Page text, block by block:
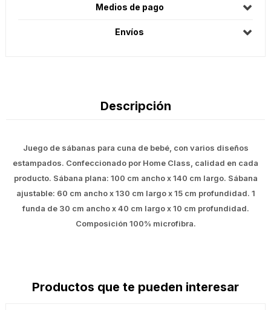
Medios de pago
Envíos
Descripción
Juego de sábanas para cuna de bebé, con varios diseños
estampados. Confeccionado por Home Class, calidad en cada
producto. Sábana plana: 100 cm ancho x 140 cm largo. Sábana
ajustable: 60 cm ancho x 130 cm largo x 15 cm profundidad. 1
funda de 30 cm ancho x 40 cm largo x 10 cm profundidad.
Composición 100% microfibra.
Productos que te pueden interesar